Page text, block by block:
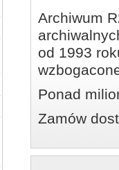
Archiwum
od 1993
Ponad
Zamów